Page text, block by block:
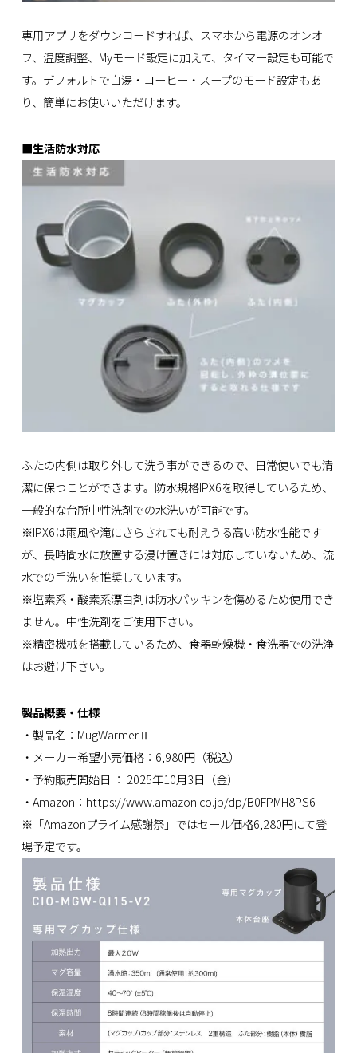
専用アプリをダウンロードすれば、スマホから電源のオンオ
フ、温度調整、Myモード設定に加えて、タイマー設定も可能で
す。デフォルトで白湯・コーヒー・スープのモード設定もあ
り、簡単にお使いいただけます。
■生活防水対応
ふたの内側は取り外して洗う事ができるので、日常使いでも清
潔に保つことができます。防水規格IPX6を取得しているため、
一般的な台所中性洗剤での水洗いが可能です。
※IPX6は雨風や滝にさらされても耐えうる高い防水性能です
が、長時間水に放置する浸け置きには対応していないため、流
水での手洗いを推奨しています。
※塩素系‧酸素系漂白剤は防水パッキンを傷めるため使用でき
ません。中性洗剤をご使用下さい。
※精密機械を搭載しているため、食器乾燥機‧食洗器での洗浄
はお避け下さい。
製品概要・仕様
・製品名：MugWarmerⅡ
・メーカー希望小売価格：6,980円（税込）
・予約販売開始日 ： 2025年10月3日（金）
・Amazon：https://www.amazon.co.jp/dp/B0FPMH8PS6
※「Amazonプライム感謝祭」ではセール価格6,280円にて登
場予定です。